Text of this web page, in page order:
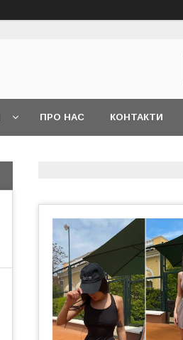
ПРО НАС КОНТАКТИ